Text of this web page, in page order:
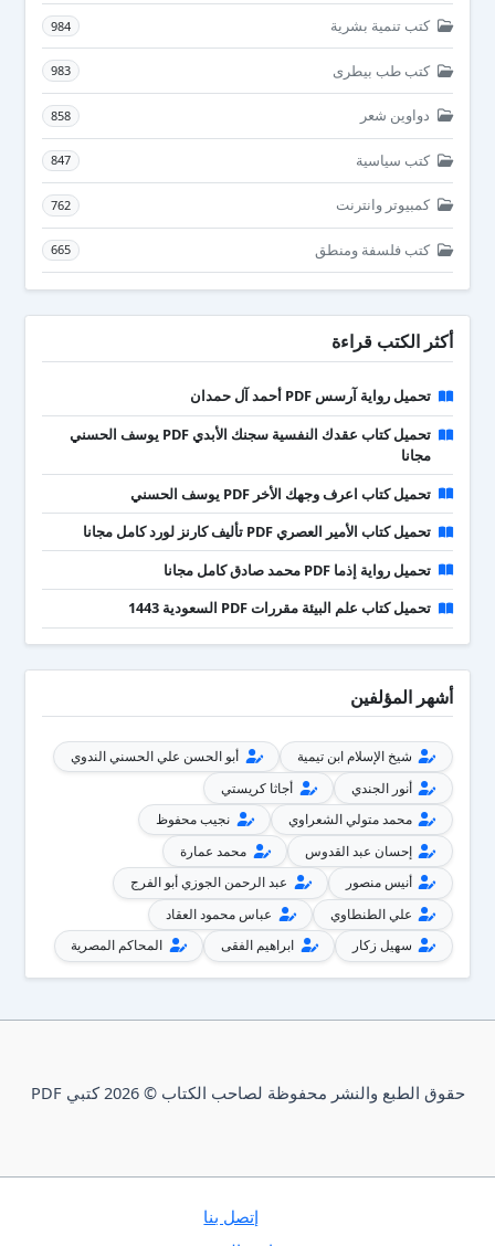
كتب تنمية بشرية 984
كتب طب بيطرى 983
دواوين شعر 858
كتب سياسية 847
كمبيوتر وانترنت 762
كتب فلسفة ومنطق 665
أكثر الكتب قراءة
تحميل رواية آرسس PDF أحمد آل حمدان
تحميل كتاب عقدك النفسية سجنك الأبدي PDF يوسف الحسني
مجانا
تحميل كتاب اعرف وجهك الأخر PDF يوسف الحسني
تحميل كتاب الأمير العصري PDF تأليف كارنز لورد كامل مجانا
تحميل رواية إذما PDF محمد صادق كامل مجانا
تحميل كتاب علم البيئة مقررات PDF السعودية 1443
أشهر المؤلفين
شيخ الإسلام ابن تيمية
أبو الحسن علي الحسني الندوي
أنور الجندي
أجاثا كريستي
محمد متولي الشعراوي
نجيب محفوظ
إحسان عبد القدوس
محمد عمارة
أنيس منصور
عبد الرحمن الجوزي أبو الفرج
علي الطنطاوي
عباس محمود العقاد
سهيل زكار
ابراهيم الفقى المحاكم المصرية
حقوق الطبع والنشر محفوظة لصاحب الكتاب © 2026 كتبي PDF
إتصل بنا